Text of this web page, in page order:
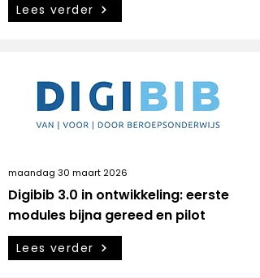
Lees verder
maandag 30 maart 2026
Digibib 3.0 in ontwikkeling: eerste
modules bijna gereed en pilot
Lees verder